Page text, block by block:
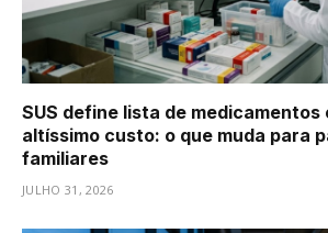
SUS define lista de
altíssimo custo: o que muda para
familiares
JULHO 31, 2026